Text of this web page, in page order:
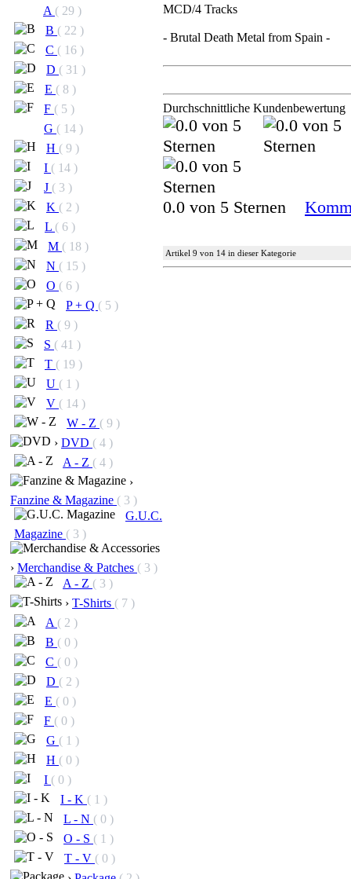
A ( 29 )
B ( 22 )
C ( 16 )
D ( 31 )
E ( 8 )
F ( 5 )
G ( 14 )
H ( 9 )
I ( 14 )
J ( 3 )
K ( 2 )
L ( 6 )
M ( 18 )
N ( 15 )
O ( 6 )
P + Q ( 5 )
R ( 9 )
S ( 41 )
T ( 19 )
U ( 1 )
V ( 14 )
W - Z ( 9 )
› DVD ( 4 )
A - Z ( 4 )
›
Fanzine & Magazine ( 3 )
G.U.C.
Magazine ( 3 )
› Merchandise & Patches ( 3 )
A - Z ( 3 )
› T-Shirts ( 7 )
A ( 2 )
B ( 0 )
C ( 0 )
D ( 2 )
E ( 0 )
F ( 0 )
G ( 1 )
H ( 0 )
I ( 0 )
I - K ( 1 )
L - N ( 0 )
O - S ( 1 )
T - V ( 0 )
MCD/4 Tracks
- Brutal Death Metal from Spain -
Durchschnittliche Kundenbewertung
0.0 von 5 Sternen
Artikel 9 von 14 in dieser Kategorie